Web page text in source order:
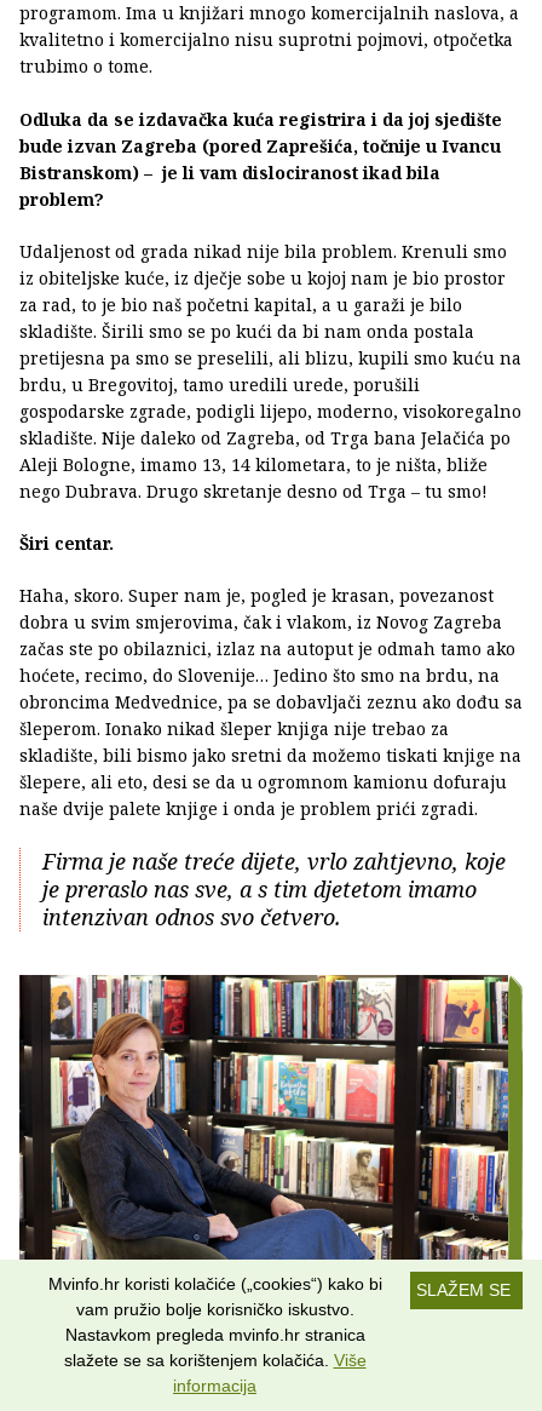
programom. Ima u knjižari mnogo komercijalnih naslova, a
kvalitetno i komercijalno nisu suprotni pojmovi, otpočetka
trubimo o tome.
Odluka da se izdavačka kuća registrira i da joj sjedište
bude izvan Zagreba (pored Zaprešića, točnije u Ivancu
Bistranskom) – je li vam dislociranost ikad bila
problem?
Udaljenost od grada nikad nije bila problem. Krenuli smo
iz obiteljske kuće, iz dječje sobe u kojoj nam je bio prostor
za rad, to je bio naš početni kapital, a u garaži je bilo
skladište. Širili smo se po kući da bi nam onda postala
pretijesna pa smo se preselili, ali blizu, kupili smo kuću na
brdu, u Bregovitoj, tamo uredili urede, porušili
gospodarske zgrade, podigli lijepo, moderno, visokoregalno
skladište. Nije daleko od Zagreba, od Trga bana Jelačića po
Aleji Bologne, imamo 13, 14 kilometara, to je ništa, bliže
nego Dubrava. Drugo skretanje desno od Trga – tu smo!
Širi centar.
Haha, skoro. Super nam je, pogled je krasan, povezanost
dobra u svim smjerovima, čak i vlakom, iz Novog Zagreba
začas ste po obilaznici, izlaz na autoput je odmah tamo ako
hoćete, recimo, do Slovenije… Jedino što smo na brdu, na
obroncima Medvednice, pa se dobavljači zeznu ako dođu sa
šleperom. Ionako nikad šleper knjiga nije trebao za
skladište, bili bismo jako sretni da možemo tiskati knjige na
šlepere, ali eto, desi se da u ogromnom kamionu dofuraju
naše dvije palete knjige i onda je problem prići zgradi.
Firma je naše treće dijete, vrlo zahtjevno, koje
je preraslo nas sve, a s tim djetetom imamo
intenzivan odnos svo četvero.
Sibila Serdarević (foto: Anto Magzan)
U međuvremenu ste se u najboljem zamislivom smislu
SLAŽEM SE
Mvinfo.hr koristi kolačiće („cookies“) kako bi
vam pružio bolje korisničko iskustvo.
Nastavkom pregleda mvinfo.hr stranica
slažete se sa korištenjem kolačića. Više
informacija